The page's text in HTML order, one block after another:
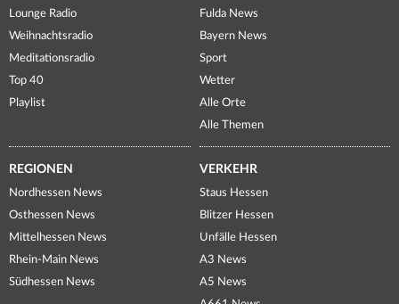
Lounge Radio
Weihnachtsradio
Meditationsradio
Top 40
Playlist
Fulda News
Bayern News
Sport
Wetter
Alle Orte
Alle Themen
REGIONEN
Nordhessen News
Osthessen News
Mittelhessen News
Rhein-Main News
Südhessen News
VERKEHR
Staus Hessen
Blitzer Hessen
Unfälle Hessen
A3 News
A5 News